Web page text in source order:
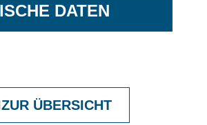
DATEN
ZUR ÜBERSICHT